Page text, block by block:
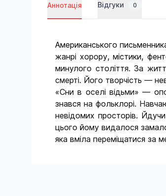
Аннотація Відгуки 0
Американського
жанрі хорору, містики,
минулого століття. За
смерті. Його творчість —
«Сни в оселі відьми» —
знався на фольклорі.
невідомих просторів.
цього йому видалося
яка вміла переміщатися